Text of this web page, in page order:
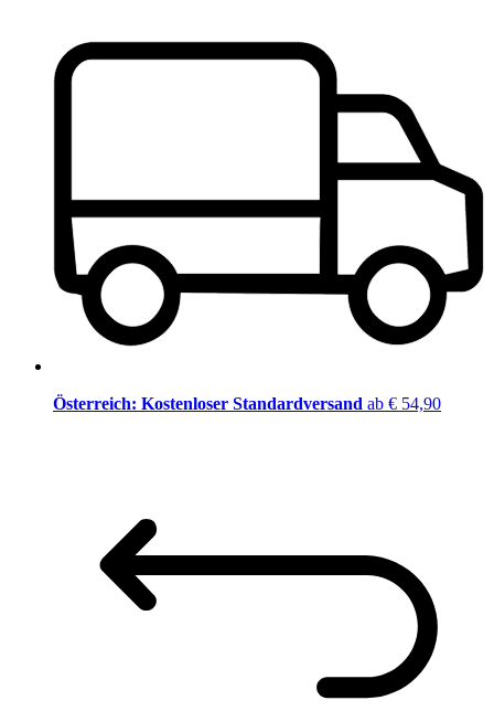
Österreich: Kostenloser Standardversand ab € 54,90